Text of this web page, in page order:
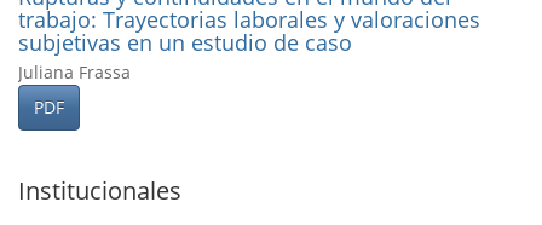
trabajo: Trayectorias laborales y valoraciones
subjetivas en un estudio de caso
Juliana Frassa
PDF
Institucionales